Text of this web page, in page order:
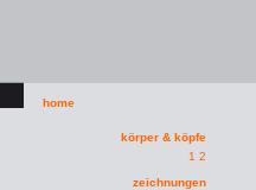
home
körper & köpfe
1 2
zeichnungen